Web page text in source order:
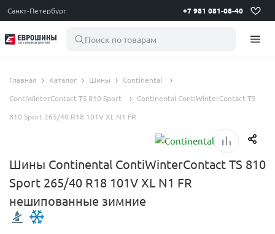
Санкт-Петербург +7 981 081-08-40
Поиск по товарам
Главная Каталог Шины
Continental
ContiWinterContact TS 810 Sport
Continental ContiWinterContact TS
810 Sport 265/40 R18 101V XL N1 FR
Шины Continental ContiWinterContact TS 810
Sport 265/40 R18 101V XL N1 FR
нешипованные зимние